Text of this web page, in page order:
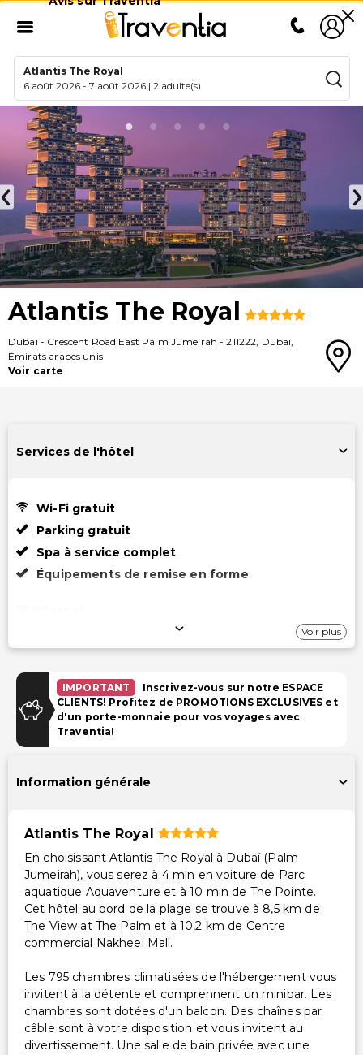
Atlantis The Royal
6 août 2026 -7 août 2026 |2 adulte(s)
Atlantis The Royal
Dubaï- Crescent Road East Palm Jumeirah -211222, Dubaï,
Émirats arabes unis
Voir carte
Services de l'hôtel
Wi-Fi gratuit
Parking gratuit
Spa à service complet
Équipements de remise en forme
Stationnement
Parking gratuit avec voiturier
Parking gratuit
Piscine et Bien-être
Services de spa sur place
Sur plage privée
Espace de soins du spa
Piscine pour enfants
Serviettes de plage
Salles de réunion
Club pour enfants (supplément)
Équipements de remise en forme
Voir plus
IMPORTANT
Inscrivez-vous sur notre ESPACE
CLIENTS! Profitez de PROMOTIONS EXCLUSIVES et
d'un porte-monnaie pour vos voyages avec
Traventia!
Information générale
Atlantis The Royal
En choisissant Atlantis The Royal à Dubaï (Palm
Jumeirah), vous serez à 4 min en voiture de Parc
aquatique Aquaventure et à 10 min de The Pointe.
Cet hôtel au bord de la plage se trouve à 8,5 km de
The View at The Palm et à 10,2 km de Centre
commercial Nakheel Mall.
Les 795 chambres climatisées de l'hébergement vous
invitent à la détente et comprennent un minibar. Les
chambres sont dotées d'un balcon. Des chaînes par
câble sont à votre disposition et vous invitent au
divertissement. Une salle de bain privée avec une